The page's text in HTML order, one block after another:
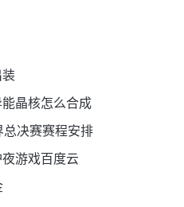
装
晶核怎么合成
决赛赛程安排
游戏百度云